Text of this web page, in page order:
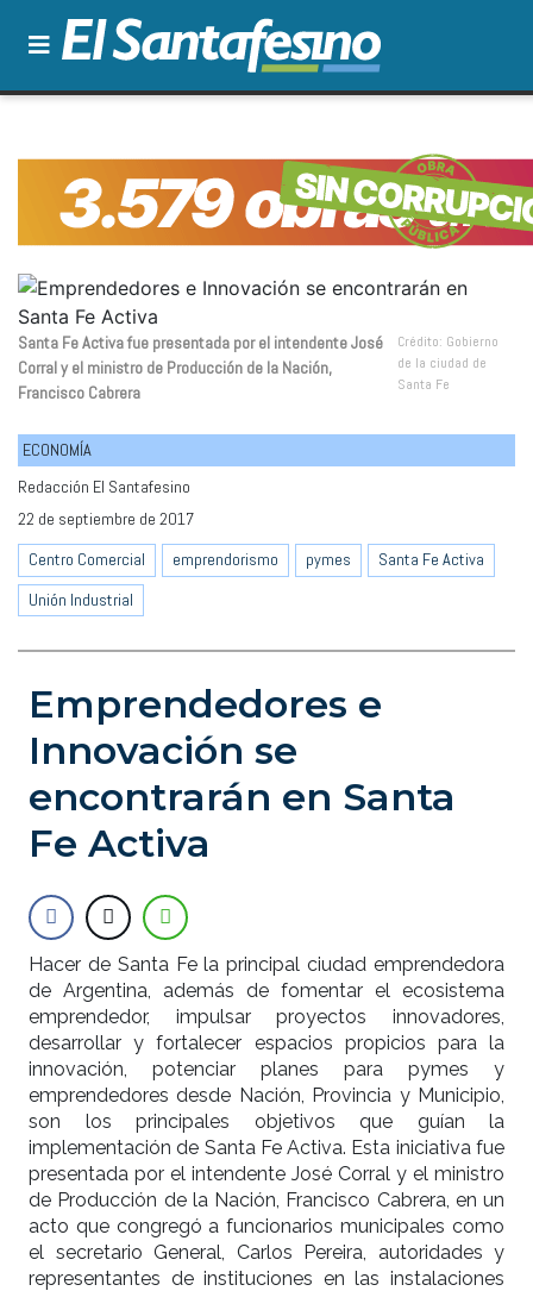
Santa Fe Activa fue presentada por el intendente José
Corral y el ministro de Producción de la Nación,
Francisco Cabrera
Crédito: Gobierno
de la ciudad de
Santa Fe
ECONOMÍA
Redacción El Santafesino
22 de septiembre de 2017
Centro Comercial
emprendorismo pymes
Santa Fe Activa
Unión Industrial
Emprendedores e
Innovación se
encontrarán en Santa
Fe Activa
Hacer de Santa Fe la principal ciudad emprendedora
de Argentina, además de fomentar el ecosistema
emprendedor, impulsar proyectos innovadores,
desarrollar y fortalecer espacios propicios para la
innovación, potenciar planes para pymes y
emprendedores desde Nación, Provincia y Municipio,
son los principales objetivos que guían la
implementación de Santa Fe Activa. Esta iniciativa fue
presentada por el intendente José Corral y el ministro
de Producción de la Nación, Francisco Cabrera, en un
acto que congregó a funcionarios municipales como
el secretario General, Carlos Pereira, autoridades y
representantes de instituciones en las instalaciones